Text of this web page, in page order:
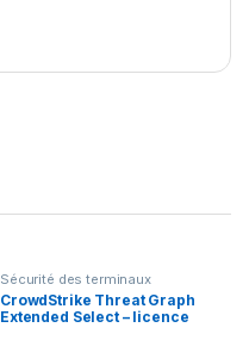
Sécurité des terminaux
CrowdStrike Threat Graph
Extended Select – licence